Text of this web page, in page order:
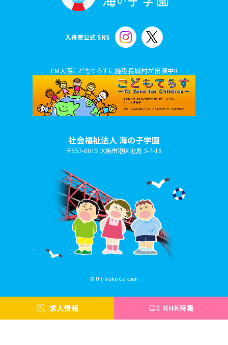
入舟寮公式 SNS
FM大阪こどもてらすに施設長城村が出演中!!
社会福祉法人 海の子学園
〒552-0015 大阪市港区池島 3-7-18
© Uminoko Gakuen